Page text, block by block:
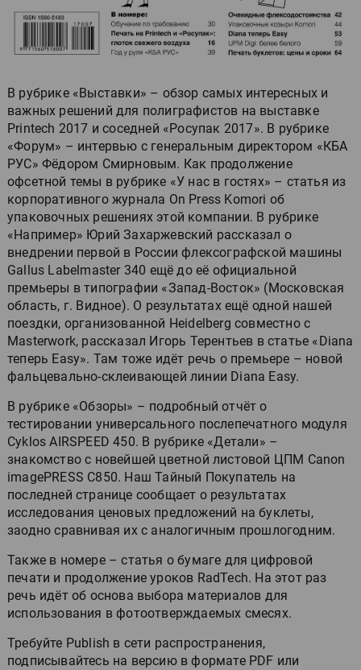
В рубрике «Выставки» – обзор самых интересных и
важных решений для полиграфистов на выставке
Printech 2017 и соседней «Росупак 2017». В рубрике
«Форум» – интервью с генеральным директором «КБА
РУС» Фёдором Смирновым. Как продолжение
офсетной темы в рубрике «У нас в гостях» – статья из
корпоративного журнала On Press Komori об
упаковочных решениях этой компании. В рубрике
«Например» Юрий Захаржевский рассказал о
внедрении первой в России флексографской машины
Gallus Labelmaster 340 ещё до её официальной
премьеры в типографии «Запад-Восток» (Московская
область, г. Видное). О результатах ещё одной нашей
поездки, организованной Heidelberg совместно с
Masterwork, рассказал Игорь Терентьев в статье «Diana
теперь Easy». Там тоже идёт речь о премьере – новой
фальцевально-склеивающей линии Diana Easy.
В рубрике «Обзоры» – подробный отчёт о
тестировании универсального послепечатного модуля
Cyklos AIRSPEED 450. В рубрике «Детали» –
знакомство с новейшей цветной листовой ЦПМ Canon
imagePRESS C850. Наш Тайный Покупатель на
последней странице сообщает о результатах
исследования ценовых предложений на буклеты,
заодно сравнивая их с аналогичным прошлогодним.
Также в номере – статья о бумаге для цифровой
печати и продолжение уроков RadTech. На этот раз
речь идёт об основа выбора материалов для
использования в фотоотверждаемых смесях.
Требуйте Publish в сети распространения,
подписывайтесь на версию в формате PDF или